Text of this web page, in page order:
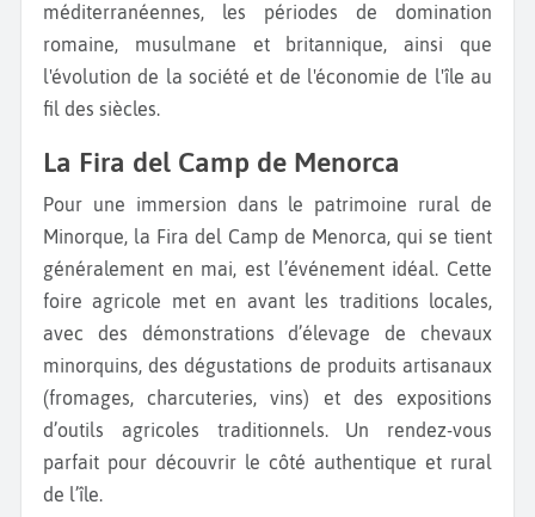
méditerranéennes, les périodes de domination
romaine, musulmane et britannique, ainsi que
l'évolution de la société et de l'économie de l'île au
fil des siècles.
La Fira del Camp de Menorca
Pour une immersion dans le patrimoine rural de
Minorque, la Fira del Camp de Menorca, qui se tient
généralement en mai, est l’événement idéal. Cette
foire agricole met en avant les traditions locales,
avec des démonstrations d’élevage de chevaux
minorquins, des dégustations de produits artisanaux
(fromages, charcuteries, vins) et des expositions
d’outils agricoles traditionnels. Un rendez-vous
parfait pour découvrir le côté authentique et rural
de l’île.